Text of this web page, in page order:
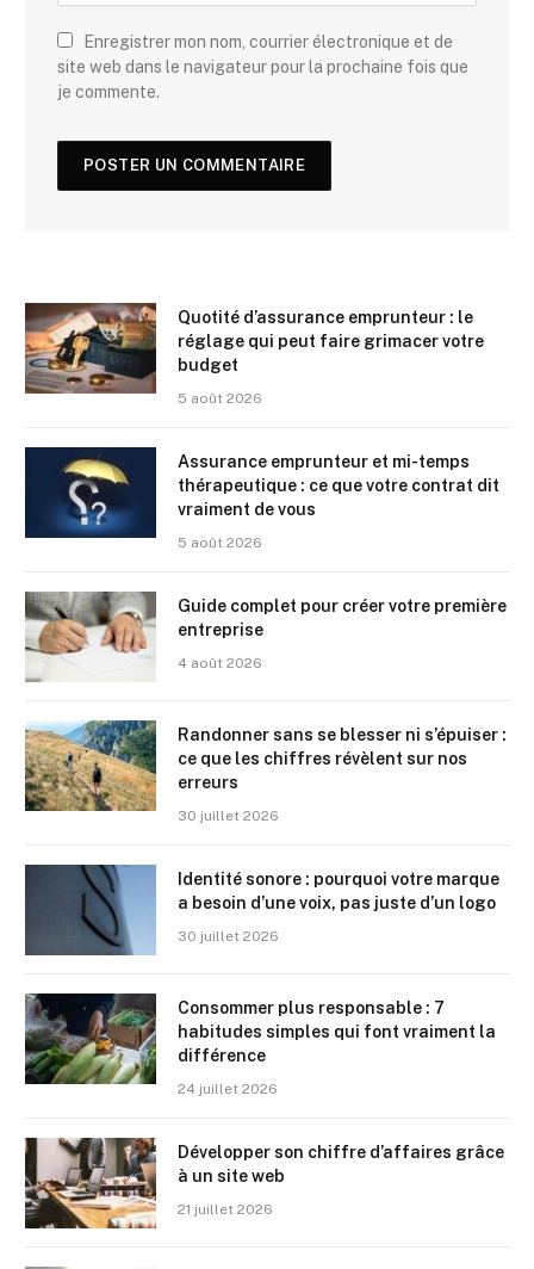
Enregistrer mon nom, courrier électronique et de
site web dans le navigateur pour la prochaine fois que
je commente.
Quotité d’assurance emprunteur : le
réglage qui peut faire grimacer votre
budget
5 août 2026
Assurance emprunteur et mi-temps
thérapeutique : ce que votre contrat dit
vraiment de vous
5 août 2026
Guide complet pour créer votre première
entreprise
4 août 2026
Randonner sans se blesser ni s’épuiser :
ce que les chiffres révèlent sur nos
erreurs
30 juillet 2026
Identité sonore : pourquoi votre marque
a besoin d’une voix, pas juste d’un logo
30 juillet 2026
Consommer plus responsable : 7
habitudes simples qui font vraiment la
différence
24 juillet 2026
Développer son chiffre d’affaires grâce
à un site web
21 juillet 2026